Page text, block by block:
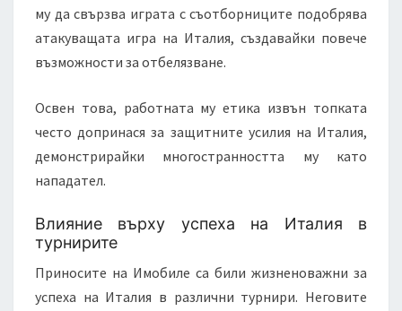
му да свързва играта с съотборниците подобрява
атакуващата игра на Италия, създавайки повече
възможности за отбелязване.
Освен това, работната му етика извън топката
често допринася за защитните усилия на Италия,
демонстрирайки многостранността му като
нападател.
Влияние върху успеха на Италия в
турнирите
Приносите на Имобиле са били жизненоважни за
успеха на Италия в различни турнири. Неговите